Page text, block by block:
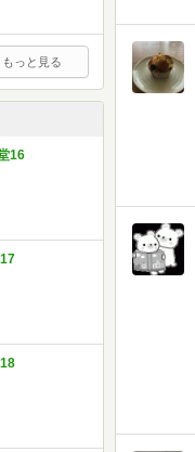
もっと見る
16